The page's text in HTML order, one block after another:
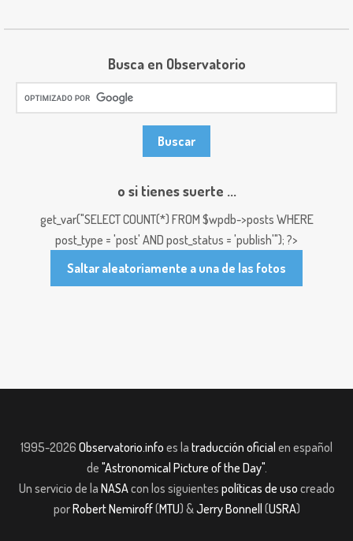
Busca en Observatorio
o si tienes suerte ...
get_var("SELECT COUNT(*) FROM $wpdb->posts WHERE
post_type = 'post' AND post_status = 'publish'"); ?>
Saltar aleatoriamente a una de las fotos
1995-2026 Observatorio.info es la traducción oficial en español
de "Astronomical Picture of the Day".
Un servicio de la NASAcon los siguientes políticas de uso creado
porRobert Nemiroff(MTU) &Jerry Bonnell (USRA)